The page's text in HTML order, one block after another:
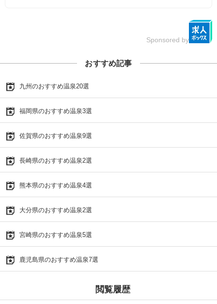
Sponsored by
おすすめ記事
九州のおすすめ温泉20選
福岡県のおすすめ温泉3選
佐賀県のおすすめ温泉9選
長崎県のおすすめ温泉2選
熊本県のおすすめ温泉4選
大分県のおすすめ温泉2選
宮崎県のおすすめ温泉5選
鹿児島県のおすすめ温泉7選
閲覧履歴